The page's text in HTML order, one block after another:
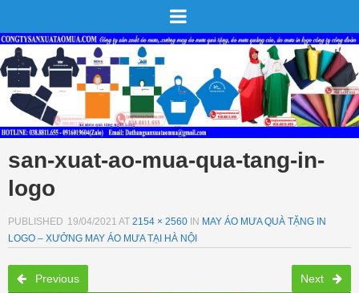
san-xuat-ao-mua-qua-tang-in-
logo
PUBLISHED 19/04/2021 AT 2154 × 2560 IN MAY ÁO MƯA QUÀ TẶNG IN
LOGO – XƯỞNG MAY ÁO MƯA TẠI HÀ NỘI
Previous Next